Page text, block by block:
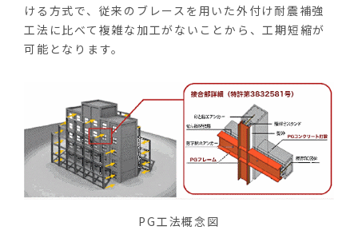
ける方式で、従来のブレースを用いた外付け耐震補強
工法に比べて複雑な加工がないことから、工期短縮が
可能となります。
PG工法概念図